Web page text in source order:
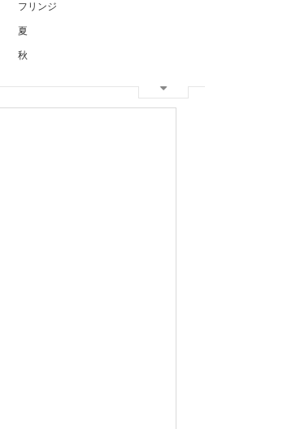
フリンジ
夏
秋